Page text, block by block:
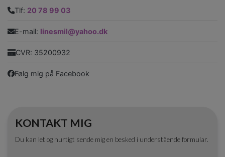
Tlf: 20 78 99 03
E-mail: linesmil@yahoo.dk
CVR: 35200932
Følg mig på Facebook
KONTAKT MIG
Du kan let og hurtigt sende mig en besked i understående formular.